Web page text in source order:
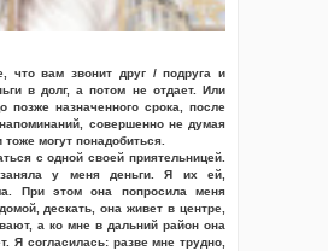
что вам звонит друг / подруга и
в долг, а потом не отдает. Или
позже назначенного срока, после
совершенно не думая
могут понадобиться.
с одной своей приятельницей.
у меня деньги. Я их ей,
При этом она попросила меня
дескать, она живет в центре,
а ко мне в дальний район она
Я согласилась: разве мне трудно,